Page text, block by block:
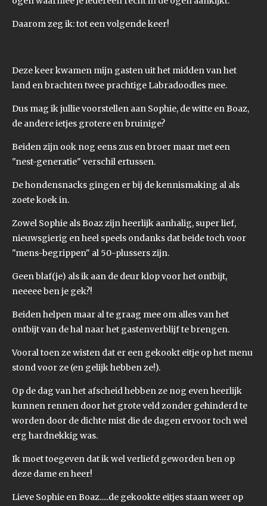
Daarom zeg ik: tot een volgende keer!
Deze keer kwamen mijn gasten uit het midden van het
land en brachten twee prachtige Labradoodles mee.
Dus mag ik jullie voorstellen aan Sophie, de witte en Boaz,
de andere ietjes grotere en bruinige?
Beiden zijn ook nog eens zus en broer maar met een
"nest-generatie" verschil ertussen.
De hondensnacks gingen er bij de kennismaking al als
zoete koek in.
Zowel Sophie als Boaz zijn heerlijk aanhalig, super lief,
nieuwsgierig en heel speels ondanks dat beide toch voor
"mens-begrippen" al 50-plussers zijn.
Geen blaf(je) als ik aan de deur klop voor het ontbijt,
neeeee ben je gek?!
Beiden helpen maar al te graag mee om alles van het
ontbijt van de hal naar het gastenverblijf te brengen.
Vooral toen ze wisten dat er een gekookt eitje op het menu
stond voor ze (en gelijk hebben ze!).
Op de dag van het afscheid hebben ze nog even heerlijk
kunnen rennen door het grote veld zonder gehinderd te
worden door de dichte mist die de dagen ervoor toch wel
erg hardnekkig was.
Ik moet toegeven dat ik wel verliefd geworden ben op
deze dame en heer!
Lieve Sophie en Boaz.....de gekookte eitjes staan weer op